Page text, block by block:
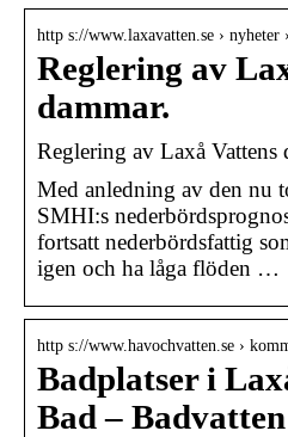
http s://www.laxavatten.se › nyheter
Reglering av
dammar.
Reglering av Laxå Vattens
Med anledning av den nu
SMHI:s
fortsatt nederbördsfattig
igen och ha låga flöden …
http s://www.havochvatten.se ›
Badplatser i
Bad – Badvatten